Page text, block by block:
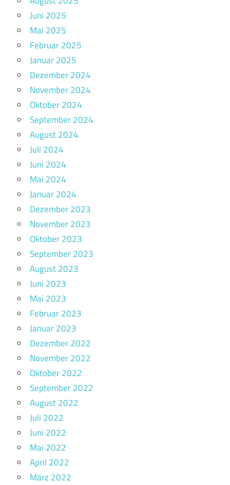
Juni 2025
Mai 2025
Februar 2025
Januar 2025
Dezember 2024
November 2024
Oktober 2024
September 2024
August 2024
Juli 2024
Juni 2024
Mai 2024
Januar 2024
Dezember 2023
November 2023
Oktober 2023
September 2023
August 2023
Juni 2023
Mai 2023
Februar 2023
Januar 2023
Dezember 2022
November 2022
Oktober 2022
September 2022
August 2022
Juli 2022
Juni 2022
Mai 2022
April 2022
März 2022